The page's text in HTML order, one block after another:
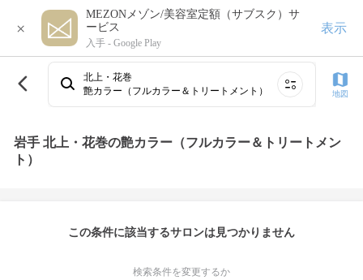
×
MEZONメゾン/美容室定額（サブスク）サ
ービス
入手 - Google Play
表示
北上・花巻
艶カラー（フルカラー＆トリートメント）
地図
岩手 北上・花巻の艶カラー（フルカラー＆トリートメン
ト）
この条件に該当するサロンは見つかりません
検索条件を変更するか